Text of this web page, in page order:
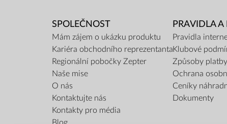
SPOLEČNOST
Mám zájem o ukázku produktu
Kariéra obchodního reprezentanta
Regionální pobočky Zepter
Naše mise
O nás
Kontaktujte nás
Kontakty pro média
PRAVIDLA
Pravidla
Klubové
Způsoby
Ochrana
Ceníky
Dokumenty